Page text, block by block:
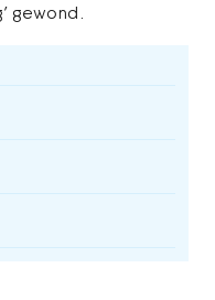
gewond.